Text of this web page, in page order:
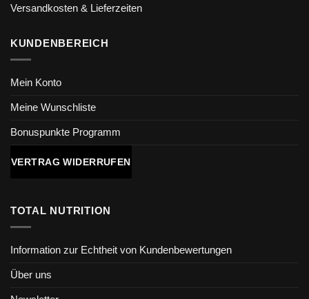
Versandkosten & Lieferzeiten
KUNDENBEREICH
Mein Konto
Meine Wunschliste
Bonuspunkte Programm
VERTRAG WIDERRUFEN
TOTAL NUTRITION
Information zur Echtheit von Kundenbewertungen
Über uns